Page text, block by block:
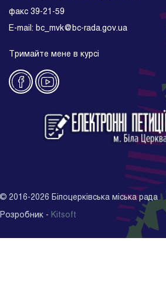
факс 39-21-59
E-mail: bc_mvk@bc-rada.gov.ua
Тримайте мене в курсі
© 2016-2026 Білоцерківська міська рада
Розробник - Kitsoft